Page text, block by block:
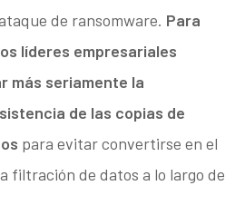
de ransomware. Para
líderes empresariales
más seriamente la
de las copias de
para evitar convertirse en el
filtración de datos a lo largo de